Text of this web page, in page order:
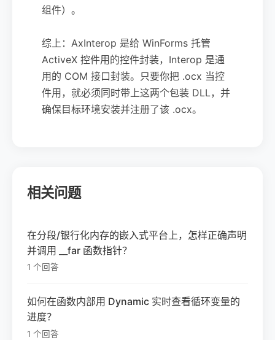
组件）。
综上：AxInterop 是给 WinForms 托管
ActiveX 控件用的控件封装，Interop 是通
用的 COM 接口封装。只要你把 .ocx 当控
件用，就必须同时带上这两个包装 DLL，并
确保目标环境安装并注册了该 .ocx。
相关问题
在分段/银行化内存的嵌入式平台上，怎样正确声明
并调用 __far 函数指针？
1 个回答
如何在函数内部用 Dynamic 实时查看循环变量的
进度？
1 个回答